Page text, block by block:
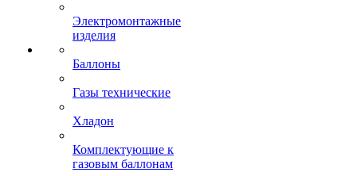
Электромонтажные
изделия
Баллоны
Газы технические
Хладон
Комплектующие к
газовым баллонам